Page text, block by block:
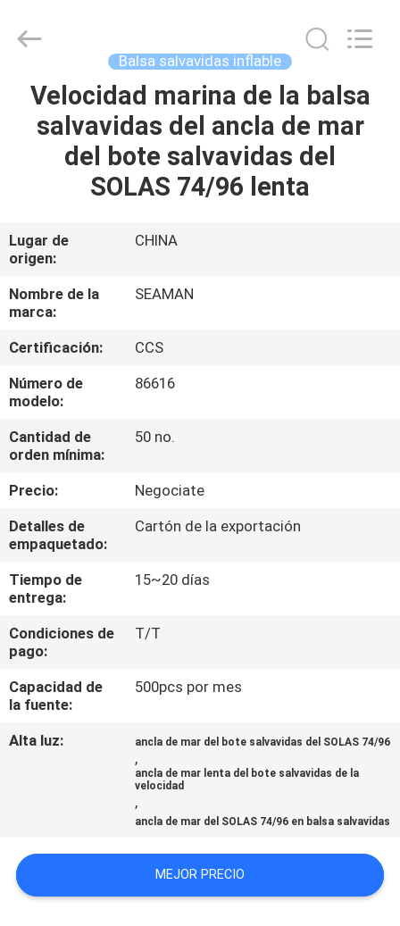
HOGAR
PRODUCTOS
SOBRE
NOSOTROS
VIAJE
DE
LA
FÁBRICA
CONTROL
DE
CALIDAD
NEWS
MAPA
DEL
POLICY
Seaman
Marine
Reserved.
Balsa salvavidas inflable
Velocidad marina de la balsa
salvavidas del ancla de mar
del bote salvavidas del
SOLAS 74/96 lenta
Lugar de
origen:
CHINA
Nombre de la
marca:
SEAMAN
Certificación:
CCS
Número de
modelo:
86616
Cantidad de
orden mínima:
50 no.
Precio:
Negociate
Detalles de
empaquetado:
Cartón de la exportación
Tiempo de
entrega:
15~20 días
Condiciones de
pago:
T/T
Capacidad de
la fuente:
500pcs por mes
Alta luz: ancla de mar del bote salvavidas del SOLAS 74/96
,
ancla de mar lenta del bote salvavidas de la
velocidad
,
ancla de mar del SOLAS 74/96 en balsa salvavidas
MEJOR PRECIO